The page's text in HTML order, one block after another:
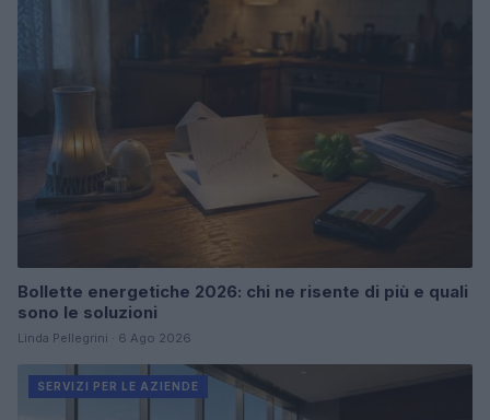
Bollette energetiche 2026: chi ne risente di più e quali
sono le soluzioni
Linda Pellegrini · 6 Ago 2026
SERVIZI PER LE AZIENDE